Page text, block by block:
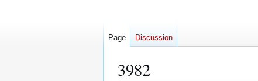
3982
Page Discussion